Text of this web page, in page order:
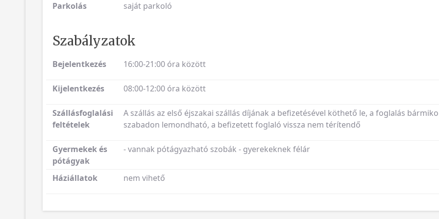
Parkolás saját parkoló
Szabályzatok
Bejelentkezés 16:00-21:00 óra között
Kijelentkezés 08:00-12:00 óra között
Szállásfoglalási
feltételek
A szállás az első éjszakai szállás díjának a befizetésével köthető le, a foglalás
szabadon lemondható, a befizetett foglaló vissza nem térítendő
Gyermekek és
pótágyak
- vannak pótágyazható szobák - gyerekeknek félár
Háziállatok nem vihető